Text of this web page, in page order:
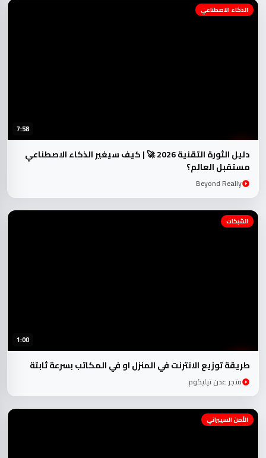
7:58
الذكاء الاصطناعي
دليل الثورة التقنية 2026 🚀 | كيف سيغير الذكاء الاصطناعي
مستقبل العالم؟
Beyond Really
1:00
الشبكات
طريقة توزيع الانترنت في المنزل او في المكاتب بسرعة ثابتة
متجر عدن تيليكوم
الأمن السيبراني